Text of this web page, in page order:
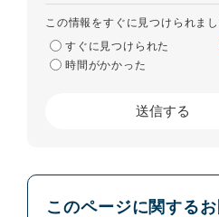
この情報をすぐに見つけられま
すぐに見つけられた
時間がかかった
このページに関する